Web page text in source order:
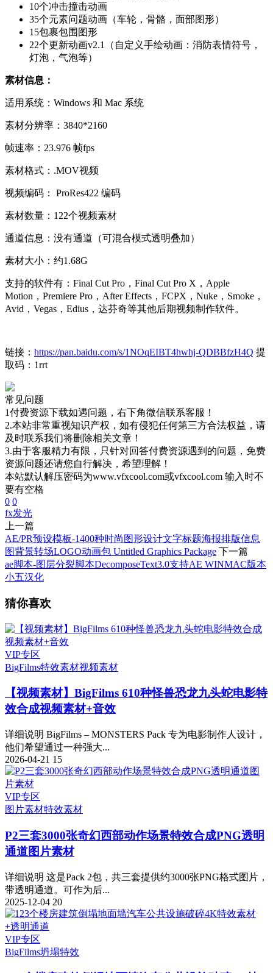
10个冲击撞击动画
35个元素问题动画（车轮，骨骼，面部图形）
15包裹包围图形
22个更新动画v2.1（自定义手绘动画：消防表情符号，
灯泡，气泡等）
素材信息：
适用系统：Windows 和 Mac 系统
素材分辨率：3840*2160
帧速率：23.976 帧fps
素材格式：.MOV视频
视频编码： ProRes422 编码
素材数量：122个视频素材
通道信息：没有通道（可混合模式透明叠加）
素材大小：约1.68G
支持的软件有：Final Cut Pro，Final Cut Pro X，Apple
Motion，Premiere Pro，After Effects，FCPX，Nuke，Smoke，
Avid，Vegas，Edius，达芬奇等其他后期视频制作软件。
链接： https://pan.baidu.com/s/1NOqEIBT4hwhj-QDBBfzH4Q 提
取码：1rrt
常见问题
1付费资源下载如遇问题，右下角微信联系客服！
2.本站非常重视知识产权，如有侵犯任何第三方合法权益，请
及时联系我们将删除相关文章！
3.由于客服精力有限，只针对回答付费资源遇到的问题，免费
资源问题还请您自行解决，希望理解！
本站默认解压密码为www.vfxcool.com或vfxcool.com 输入时不
要有空格
0 0
fx发光
上一篇
AE/PR预设模板-1400种时尚图形设计文字标题海报排版信息
图背景转场LOGO动画包 Untitled Graphics Package 下一篇
ae脚本-图层分裂脚本DecomposeText3.0支持AE WINMAC版本
小五汉化
猜你喜欢
VIP专区
BigFilms特效素材视频素材
【视频素材】BigFilms 610种怪兽恐龙九头蛇电影特
效合成视频素材+音效
详细说明 BigFilms – MONSTERS Pack 专为电影制作人设计，
他们希望通过一种强大...
2026-04-21 15
VIP专区
图片素材特效素材
P2三套3000张奇幻西部动作场景特效合成PNG透明
通道图片素材
详细说明 这是Pack 2包，共三套提供约3000张PNG格式图片，
带透明通道。可作为后...
2025-12-04 20
VIP专区
BigFilms坍塌特效